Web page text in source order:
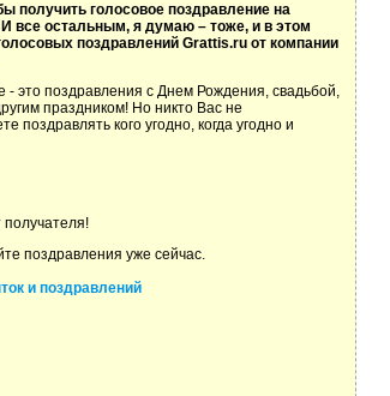
получить голосовое поздравление на
все остальным, я думаю – тоже, и в этом
поздравлений Grattis.ru от компании
- это поздравления с Днем Рождения, свадьбой,
праздником! Но никто Вас не
поздравлять кого угодно, когда угодно и
получателя!
поздравления уже сейчас.
и поздравлений